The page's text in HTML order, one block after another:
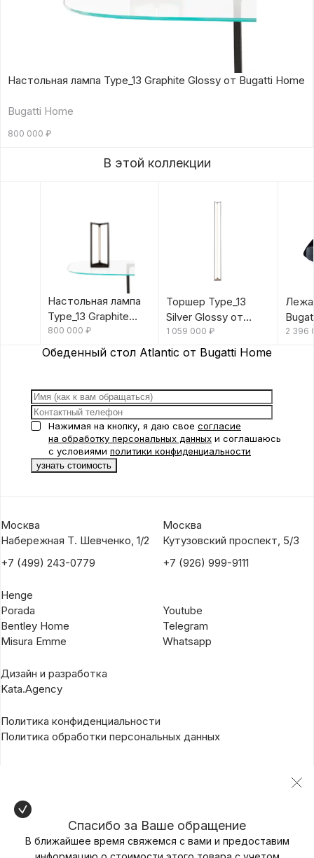
Настольная лампа Type_13 Graphite Glossy от Bugatti Home
Bugatti Home
800 000 ₽
В этой коллекции
Настольная лампа
Type_13 Graphite
Glossy от Bugatti
Home
800 000 ₽
Торшер Type_13
Silver Glossy от
Bugatti Home
1 059 000 ₽ 2 396
Обеденный стол Atlantic от Bugatti Home
Нажимая на кнопку, я даю свое согласие
на обработку персональных данных и соглашаюсь
с условиями политики конфиденциальности
Москва
Набережная Т. Шевченко, 1/2
+7 (499) 243-0779
Москва
Кутузовский проспект, 5/3
+7 (926) 999-9111
Henge
Porada
Bentley Home
Misura Emme
Youtube
Telegram
Whatsapp
Дизайн и разработка
Kata.Agency
Политика конфиденциальности
Политика обработки персональных данных
Спасибо за Ваше обращение
В ближайшее время свяжемся с вами и предоставим